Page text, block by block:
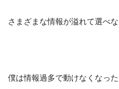
さまざまな情報が溢れて選べな
僕は情報過多で動けなくなった